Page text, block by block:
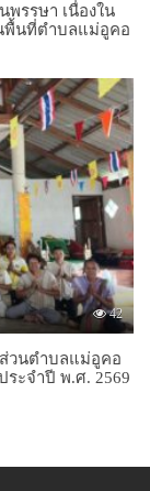
พรรษา เนื่องใน
พื้นที่ตำบลแม่อูคอ
42
วนตำบลแม่อูคอ
ระจำปี พ.ศ. 2569